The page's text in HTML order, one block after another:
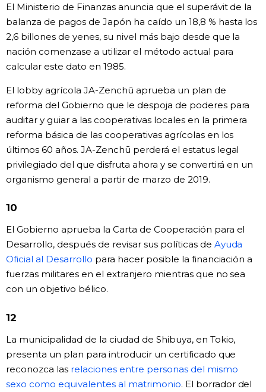
El Ministerio de Finanzas anuncia que el superávit de la
balanza de pagos de Japón ha caído un 18,8 % hasta los
2,6 billones de yenes, su nivel más bajo desde que la
nación comenzase a utilizar el método actual para
calcular este dato en 1985.
El lobby agrícola JA-Zenchū aprueba un plan de
reforma del Gobierno que le despoja de poderes para
auditar y guiar a las cooperativas locales en la primera
reforma básica de las cooperativas agrícolas en los
últimos 60 años. JA-Zenchū perderá el estatus legal
privilegiado del que disfruta ahora y se convertirá en un
organismo general a partir de marzo de 2019.
10
El Gobierno aprueba la Carta de Cooperación para el
Desarrollo, después de revisar sus políticas de Ayuda
Oficial al Desarrollo para hacer posible la financiación a
fuerzas militares en el extranjero mientras que no sea
con un objetivo bélico.
12
La municipalidad de la ciudad de Shibuya, en Tokio,
presenta un plan para introducir un certificado que
reconozca las relaciones entre personas del mismo
sexo como equivalentes al matrimonio. El borrador del